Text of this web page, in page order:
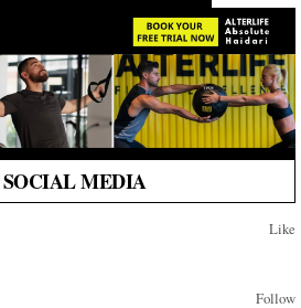
SOCIAL MEDIA
Like
Follow